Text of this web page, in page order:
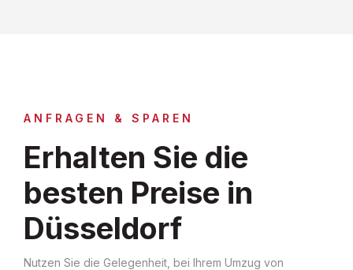
ANFRAGEN & SPAREN
Erhalten Sie die
besten Preise in
Düsseldorf
Nutzen Sie die Gelegenheit, bei Ihrem Umzug von